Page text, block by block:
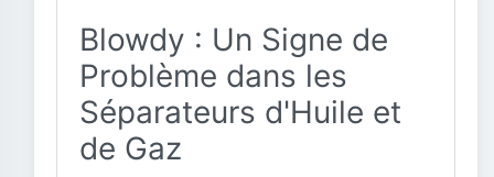
Blowdy : Un Signe de
Problème dans les
Séparateurs d'Huile et
de Gaz